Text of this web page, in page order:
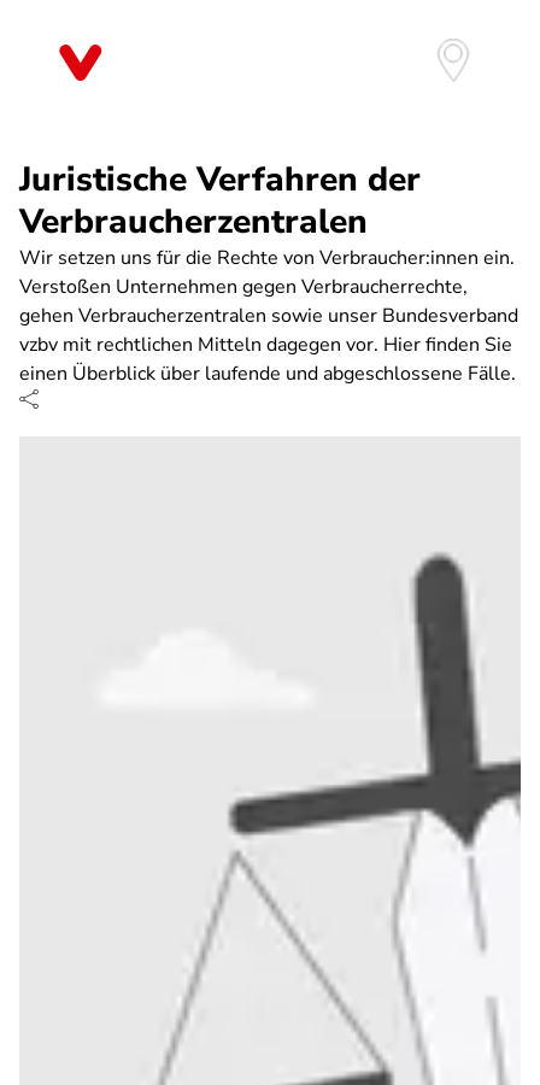
Juristische Verfahren der
Verbraucherzentralen
Wir setzen uns für die Rechte von Verbraucher:innen ein.
Verstoßen Unternehmen gegen Verbraucherrechte,
gehen Verbraucherzentralen sowie unser Bundesverband
vzbv mit rechtlichen Mitteln dagegen vor. Hier finden Sie
einen Überblick über laufende und abgeschlossene Fälle.